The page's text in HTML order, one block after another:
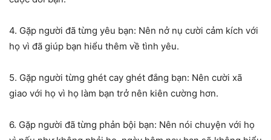
4. Gặp người đã từng yêu bạn: Nên nở nụ cười cảm kích với
họ vì đã giúp bạn hiểu thêm về tình yêu.
5. Gặp người từng ghét cay ghét đắng bạn: Nên cười xã
giao với họ vì họ làm bạn trở nên kiên cường hơn.
6. Gặp người đã từng phản bội bạn: Nên nói chuyện với họ